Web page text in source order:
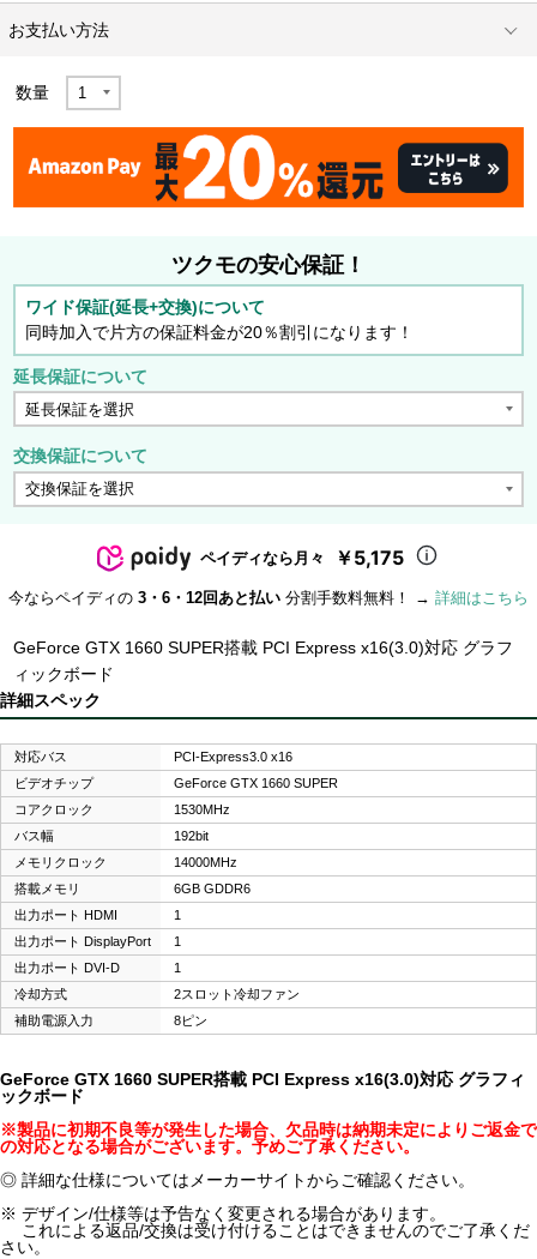
お支払い方法
数量
ツクモの安心保証！
ワイド保証(延長+交換)について
同時加入で片方の保証料金が20％割引になります！
延長保証について
交換保証について
ペイディなら月々 ￥5,175
今ならペイディの 3・6・12回あと払い 分割手数料無料！ → 詳細はこちら
GeForce GTX 1660 SUPER搭載 PCI Express x16(3.0)対応 グラフ
ィックボード
詳細スペック
対応バス
PCI-Express3.0 x16
ビデオチップ
GeForce GTX 1660 SUPER
コアクロック
1530MHz
バス幅
192bit
メモリクロック
14000MHz
搭載メモリ
6GB GDDR6
出力ポート HDMI
1
出力ポート DisplayPort
1
出力ポート DVI-D
1
冷却方式
2スロット冷却ファン
補助電源入力
8ピン
GeForce GTX 1660 SUPER搭載 PCI Express x16(3.0)対応 グラフィ
ックボード
※製品に初期不良等が発生した場合、欠品時は納期未定によりご返金で
の対応となる場合がございます。予めご了承ください。
◎ 詳細な仕様についてはメーカーサイトからご確認ください。
※ デザイン/仕様等は予告なく変更される場合があります。
これによる返品/交換は受け付けることはできませんのでご了承くだ
さい。